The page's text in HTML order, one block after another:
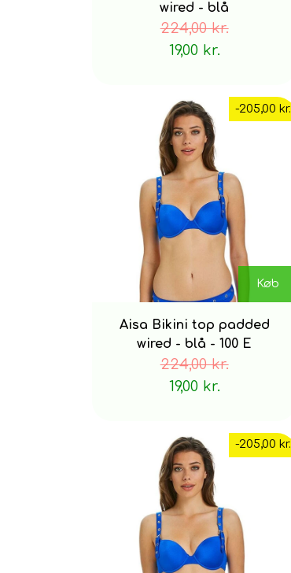
wired - blå
224,00 kr.
19,00 kr.
-205,00 kr.
Køb
Aisa Bikini top padded
wired - blå - 100 E
224,00 kr.
19,00 kr.
-205,00 kr.